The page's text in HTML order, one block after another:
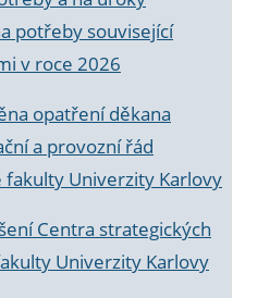
potřeby související
v roce 2026
opatření děkana
a provozní řád
fakulty Univerzity Karlovy
Centra strategických
Univerzity Karlovy